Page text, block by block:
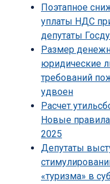
Поэтапное
уплаты НДС
депутаты
Размер
юридические
требований
удвоен
Расчет
Новые
2025
Депутаты
«туризма» в